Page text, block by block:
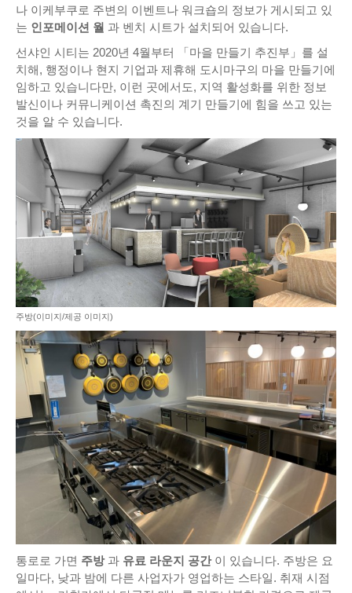
나 이케부쿠로 주변의 이벤트나 워크숍의 정보가 게시되고 있
는 인포메이션 월 과 벤치 시트가 설치되어 있습니다.
선샤인 시티는 2020년 4월부터 「마을 만들기 추진부」를 설
치해, 행정이나 현지 기업과 제휴해 도시마구의 마을 만들기에
임하고 있습니다만, 이런 곳에서도, 지역 활성화를 위한 정보
발신이나 커뮤니케이션 촉진의 계기 만들기에 힘을 쓰고 있는
것을 알 수 있습니다.
주방(이미지/제공 이미지)
통로로 가면 주방과 유료 라운지 공간이 있습니다. 주방은 요
일마다, 낮과 밤에 다른 사업자가 영업하는 스타일. 취재 시점